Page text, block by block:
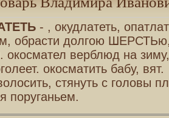
- , окудлатеть,
обрасти долгою
окосмател верблюд на
окосматить бабу, вят.
стянуть с головы
поруганьем.